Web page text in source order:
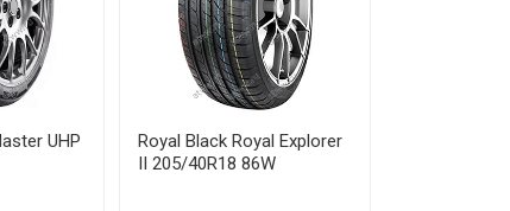
₽
₽
210 ₽UHP
Royal Black Royal Explorer
II 205/40R18 86W